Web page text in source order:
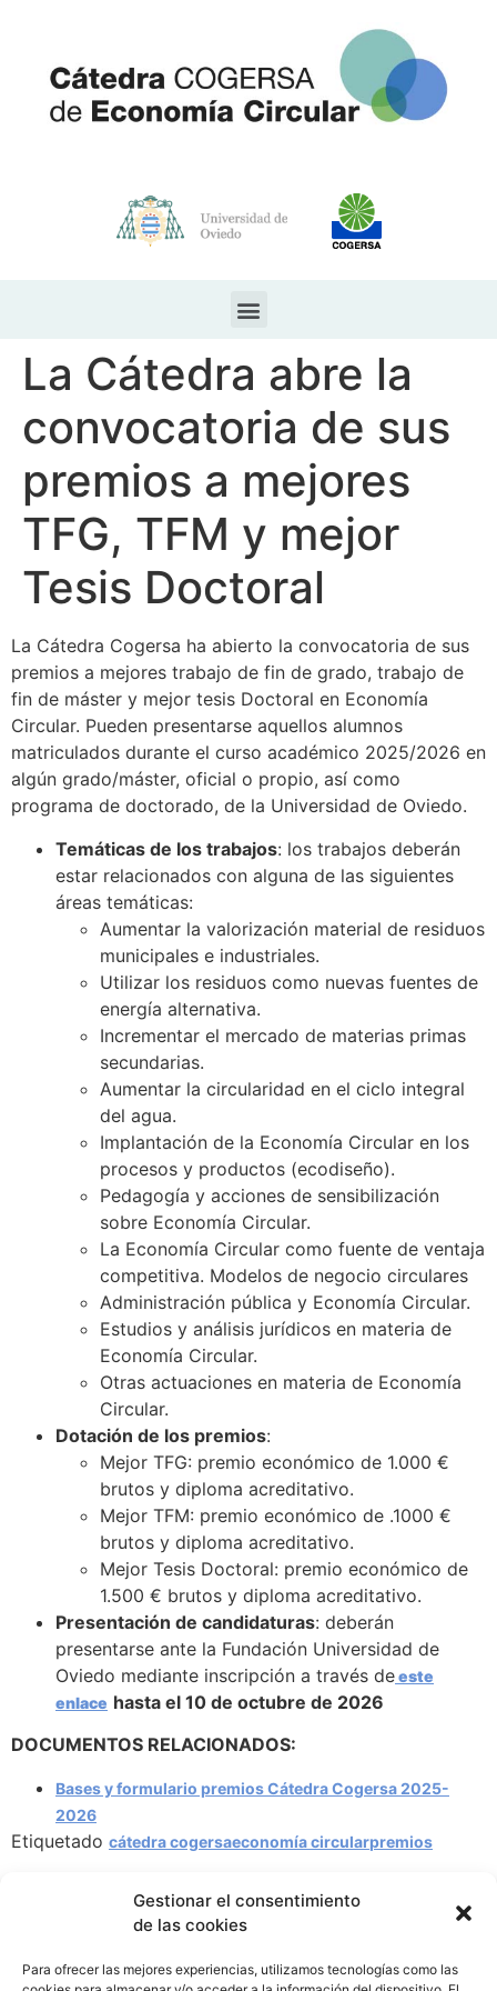
Gestionar el consentimiento
de las cookies
Para ofrecer las mejores experiencias, utilizamos tecnologías como las
La Cátedra abre la
convocatoria de sus
premios a mejores
TFG, TFM y mejor
Tesis Doctoral
La Cátedra Cogersa ha abierto la convocatoria de sus
premios a mejores trabajo de fin de grado, trabajo de
fin de máster y mejor tesis Doctoral en Economía
Circular. Pueden presentarse aquellos alumnos
matriculados durante el curso académico 2025/2026 en
algún grado/máster, oficial o propio, así como
programa de doctorado, de la Universidad de Oviedo.
Temáticas de los trabajos: los trabajos deberán
estar relacionados con alguna de las siguientes
áreas temáticas:
Aumentar la valorización material de residuos
municipales e industriales.
Utilizar los residuos como nuevas fuentes de
energía alternativa.
Incrementar el mercado de materias primas
secundarias.
Aumentar la circularidad en el ciclo integral
del agua.
Implantación de la Economía Circular en los
procesos y productos (ecodiseño).
Pedagogía y acciones de sensibilización
sobre Economía Circular.
La Economía Circular como fuente de ventaja
competitiva. Modelos de negocio circulares
Administración pública y Economía Circular.
Estudios y análisis jurídicos en materia de
Economía Circular.
Otras actuaciones en materia de Economía
Circular.
Dotación de los premios:
Mejor TFG: premio económico de 1.000 €
brutos y diploma acreditativo.
Mejor TFM: premio económico de .1000 €
brutos y diploma acreditativo.
Mejor Tesis Doctoral: premio económico de
1.500 € brutos y diploma acreditativo.
Presentación de candidaturas: deberán
presentarse ante la Fundación Universidad de
Oviedo mediante inscripción a través deeste
enlace hasta el 10 de octubre de 2026
DOCUMENTOS RELACIONADOS:
Bases y formulario premios Cátedra Cogersa 2025-
2026
Etiquetado cátedra cogersaeconomía circularpremios
Cátedra COGERSA Economía Circular